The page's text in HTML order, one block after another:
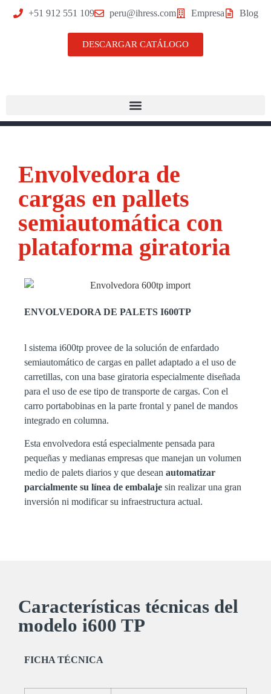
+51 912 551 109 peru@ihress.com Empresa Blog
DESCARGAR CATÁLOGO
Envolvedora de
cargas en pallets
semiautomática con
plataforma giratoria
ENVOLVEDORA DE PALETS I600TP
l sistema i600tp provee de la solución de enfardado
semiautomático de cargas en pallet adaptado a el uso de
carretillas, con una base giratoria especialmente diseñada
para el uso de ese tipo de transporte de cargas. Con el
carro portabobinas en la parte frontal y panel de mandos
integrado en columna.
Esta envolvedora está especialmente pensada para
pequeñas y medianas empresas que manejan un volumen
medio de palets diarios y que desean automatizar
parcialmente su línea de embalaje sin realizar una gran
inversión ni modificar su infraestructura actual.
Características técnicas del
modelo i600 TP
FICHA TÉCNICA